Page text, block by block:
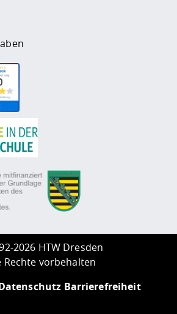
2026 HTW Dresden
Rechte vorbehalten
Barrierefreiheit